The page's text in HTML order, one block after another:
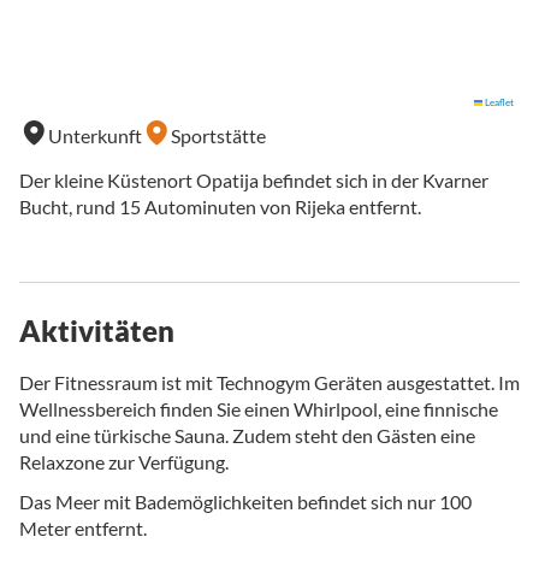
Leaflet
Unterkunft
Sportstätte
Der kleine Küstenort Opatija befindet sich in der Kvarner
Bucht, rund 15 Autominuten von Rijeka entfernt.
Aktivitäten
Der Fitnessraum ist mit Technogym Geräten ausgestattet. Im
Wellnessbereich finden Sie einen Whirlpool, eine finnische
und eine türkische Sauna. Zudem steht den Gästen eine
Relaxzone zur Verfügung.
Das Meer mit Bademöglichkeiten befindet sich nur 100
Meter entfernt.